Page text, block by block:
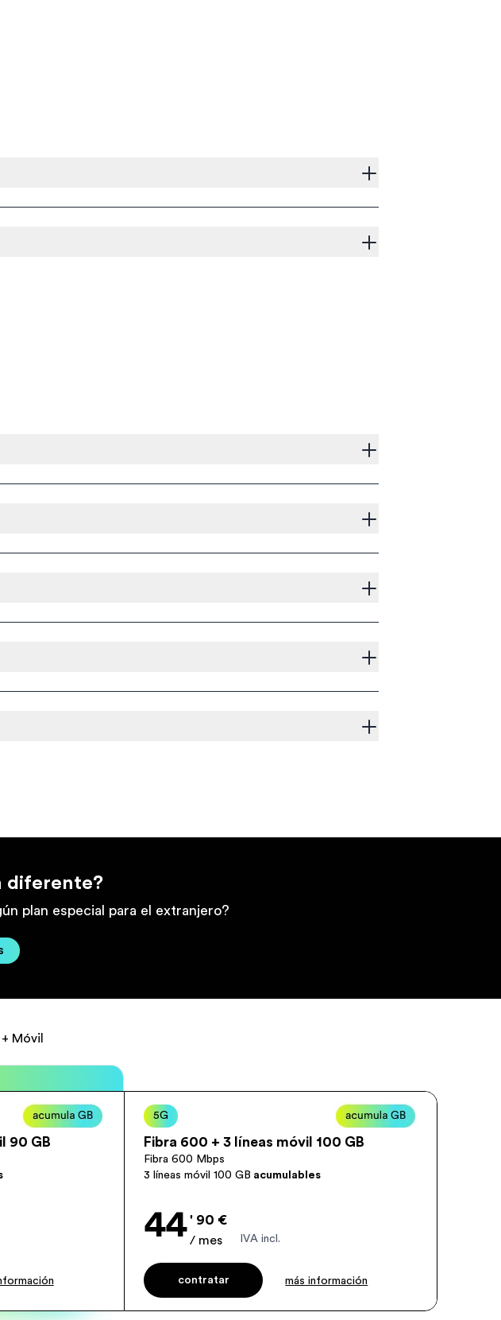
diferente?
plan especial para el extranjero?
Móvil
90 GB
5G
Fibra 600 + 3 líneas móvil 100 GB
Fibra 600 Mbps
3 líneas móvil 100 GB acumulables
44 ' 90 €
/ mes IVA incl.
contratar más información